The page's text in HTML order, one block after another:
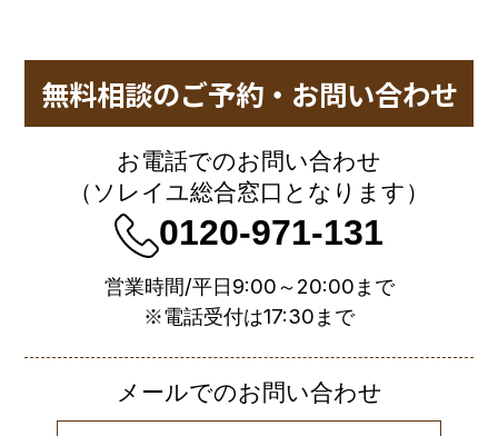
無料相談のご予約・お問い合わせ
お電話でのお問い合わせ
（ソレイユ総合窓口となります）
0120-971-131
営業時間/平日9:00～20:00まで
※電話受付は17:30まで
メールでのお問い合わせ